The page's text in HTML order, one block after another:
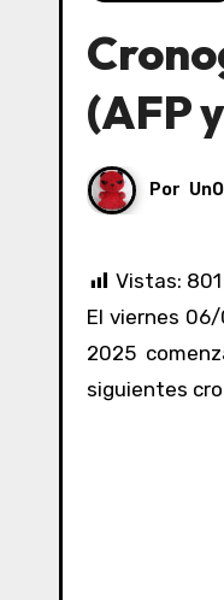
(AFP
Por
Vistas: 801
El viernes 06/06/2025, comienzan a vencer las obligaciones mensuales correspondientes al mes de mayo del
2025
siguientes